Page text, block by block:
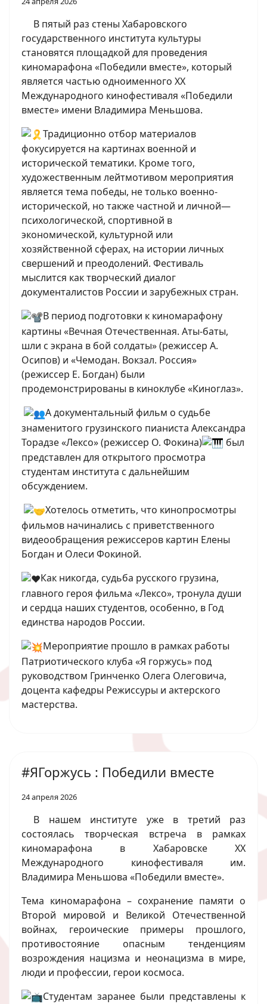
В пятый раз стены Хабаровского
государственного института культуры
становятся площадкой для проведения
киномарафона «Победили вместе», который
является частью одноименного XX
Международного кинофестиваля «Победили
вместе» имени Владимира Меньшова.
Традиционно отбор материалов
фокусируется на картинах военной и
исторической тематики. Кроме того,
художественным лейтмотивом мероприятия
является тема победы, не только военно-
исторической, но также частной и личной—
психологической, спортивной в
экономической, культурной или
хозяйственной сферах, на истории личных
свершений и преодолений. Фестиваль
мыслится как творческий диалог
документалистов России и зарубежных стран.
В период подготовки к киномарафону
картины «Вечная Отечественная. Аты-баты,
шли с экрана в бой солдаты» (режиссер А.
Осипов) и «Чемодан. Вокзал. Россия»
(режиссер Е. Богдан) были
продемонстрированы в киноклубе «Киноглаз».
А документальный фильм о судьбе
знаменитого грузинского пианиста Александра
Торадзе «Лексо» (режиссер О. Фокина)
был
представлен для открытого просмотра
студентам института с дальнейшим
обсуждением.
Хотелось отметить, что кинопросмотры
фильмов начинались с приветственного
видеообращения режиссеров картин Елены
Богдан и Олеси Фокиной.
Как никогда, судьба русского грузина,
главного героя фильма «Лексо», тронула души
и сердца наших студентов, особенно, в Год
единства народов России.
Мероприятие прошло в рамках работы
Патриотического клуба «Я горжусь» под
руководством Гринченко Олега Олеговича,
доцента кафедры Режиссуры и актерского
мастерства.
#ЯГоржусь : Победили вместе
24 апреля 2026
В нашем институте уже в третий раз
состоялась творческая встреча в рамках
киномарафона в Хабаровске XX
Международного кинофестиваля им.
Владимира Меньшова «Победили вместе».
Тема киномарафона – сохранение памяти о
Второй мировой и Великой Отечественной
войнах, героические примеры прошлого,
противостояние опасным тенденциям
возрождения нацизма и неонацизма в мире,
люди и профессии, герои космоса.
Студентам заранее были представлены к